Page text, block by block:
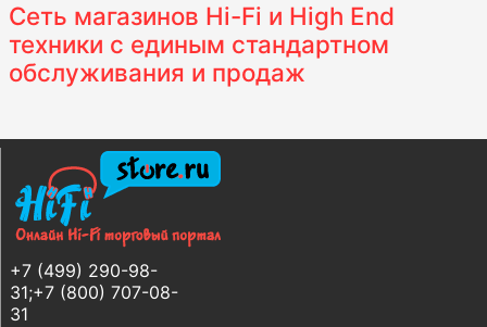
Сеть магазинов Hi-Fi и High End
техники с единым стандартном
обслуживания и продаж
+7 (499) 290-98-
31;+7 (800) 707-08-
31